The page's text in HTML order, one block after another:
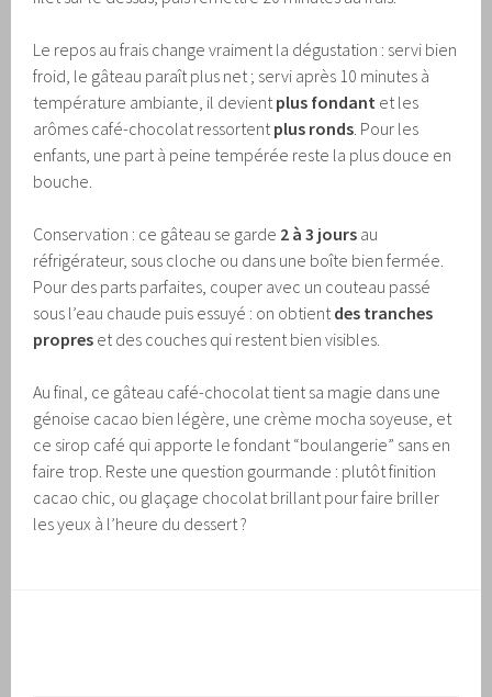
Le repos au frais change vraiment la dégustation : servi bien
froid, le gâteau paraît plus net ; servi après 10 minutes à
température ambiante, il devientplus fondant et les
arômes café-chocolat ressortentplus ronds. Pour les
enfants, une part à peine tempérée reste la plus douce en
bouche.
Conservation : ce gâteau se garde 2 à 3 jours au
réfrigérateur, sous cloche ou dans une boîte bien fermée.
Pour des parts parfaites, couper avec un couteau passé
sous l’eau chaude puis essuyé : on obtientdes tranches
propres et des couches qui restent bien visibles.
Au final, ce gâteau café-chocolat tient sa magie dans une
génoise cacao bien légère, une crème mocha soyeuse, et
ce sirop café qui apporte le fondant “boulangerie” sans en
faire trop. Reste une question gourmande : plutôt finition
cacao chic, ou glaçage chocolat brillant pour faire briller
les yeux à l’heure du dessert ?